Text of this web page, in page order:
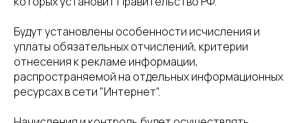
Будут установлены особенности исчисления и
уплаты обязательных отчислений, критерии
отнесения к рекламе информации,
распространяемой на отдельных информационных
ресурсах в сети "Интернет".